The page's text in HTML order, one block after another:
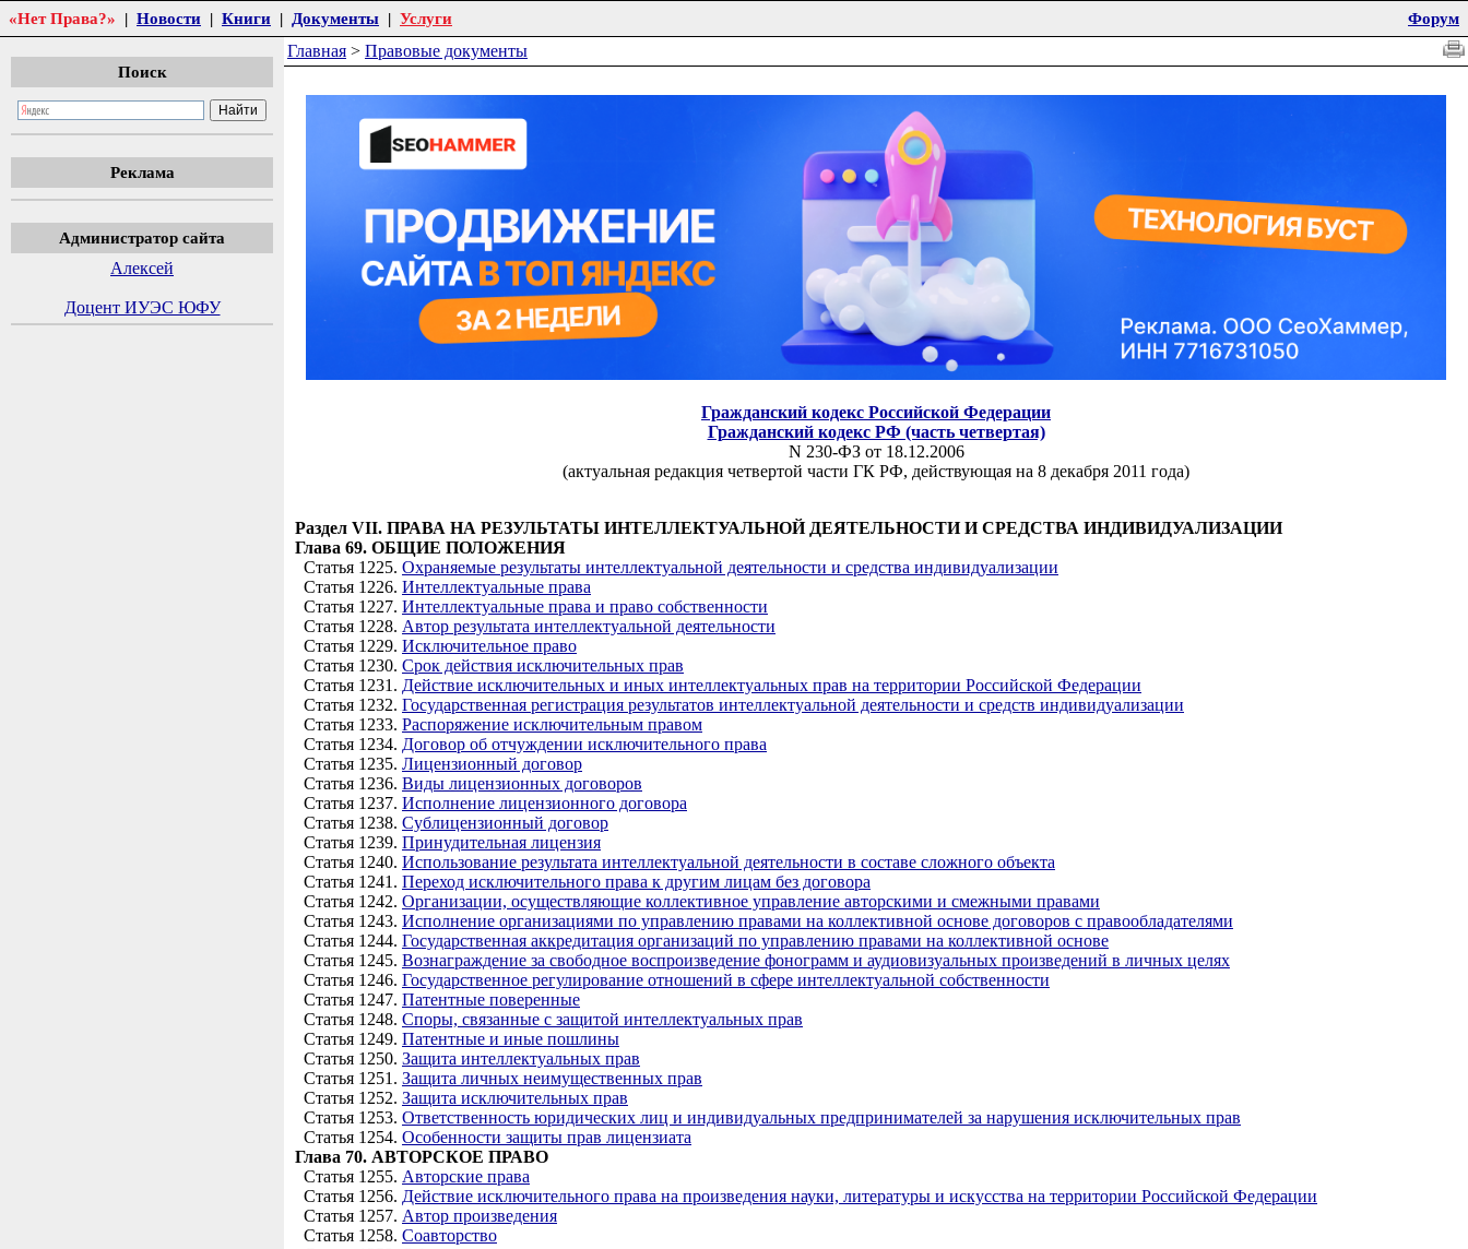
«Нет Права?» | Новости | Книги | Документы | Услуги Форум
Поиск
Реклама
Администратор сайта
Алексей
Доцент ИУЭС ЮФУ
Главная > Правовые документы
Гражданский кодекс Российской Федерации
Гражданский кодекс РФ (часть четвертая)
N 230-ФЗ от 18.12.2006
(актуальная редакция четвертой части ГК РФ, действующая на 8 декабря 2011 года)
Раздел VII. ПРАВА НА РЕЗУЛЬТАТЫ ИНТЕЛЛЕКТУАЛЬНОЙ ДЕЯТЕЛЬНОСТИ И СРЕДСТВА ИНДИВИДУАЛИЗАЦИИ
Глава 69. ОБЩИЕ ПОЛОЖЕНИЯ
Статья 1225. Охраняемые результаты интеллектуальной деятельности и средства индивидуализации
Статья 1226. Интеллектуальные права
Статья 1227. Интеллектуальные права и право собственности
Статья 1228. Автор результата интеллектуальной деятельности
Статья 1229. Исключительное право
Статья 1230. Срок действия исключительных прав
Статья 1231. Действие исключительных и иных интеллектуальных прав на территории Российской Федерации
Статья 1232. Государственная регистрация результатов интеллектуальной деятельности и средств индивидуализации
Статья 1233. Распоряжение исключительным правом
Статья 1234. Договор об отчуждении исключительного права
Статья 1235. Лицензионный договор
Статья 1236. Виды лицензионных договоров
Статья 1237. Исполнение лицензионного договора
Статья 1238. Сублицензионный договор
Статья 1239. Принудительная лицензия
Статья 1240. Использование результата интеллектуальной деятельности в составе сложного объекта
Статья 1241. Переход исключительного права к другим лицам без договора
Статья 1242. Организации, осуществляющие коллективное управление авторскими и смежными правами
Статья 1243. Исполнение организациями по управлению правами на коллективной основе договоров с правообладателями
Статья 1244. Государственная аккредитация организаций по управлению правами на коллективной основе
Статья 1245. Вознаграждение за свободное воспроизведение фонограмм и аудиовизуальных произведений в личных целях
Статья 1246. Государственное регулирование отношений в сфере интеллектуальной собственности
Статья 1247. Патентные поверенные
Статья 1248. Споры, связанные с защитой интеллектуальных прав
Статья 1249. Патентные и иные пошлины
Статья 1250. Защита интеллектуальных прав
Статья 1251. Защита личных неимущественных прав
Статья 1252. Защита исключительных прав
Статья 1253. Ответственность юридических лиц и индивидуальных предпринимателей за нарушения исключительных прав
Статья 1254. Особенности защиты прав лицензиата
Глава 70. АВТОРСКОЕ ПРАВО
Статья 1255. Авторские права
Статья 1256. Действие исключительного права на произведения науки, литературы и искусства на территории Российской Федерации
Статья 1257. Автор произведения
Статья 1258. Соавторство